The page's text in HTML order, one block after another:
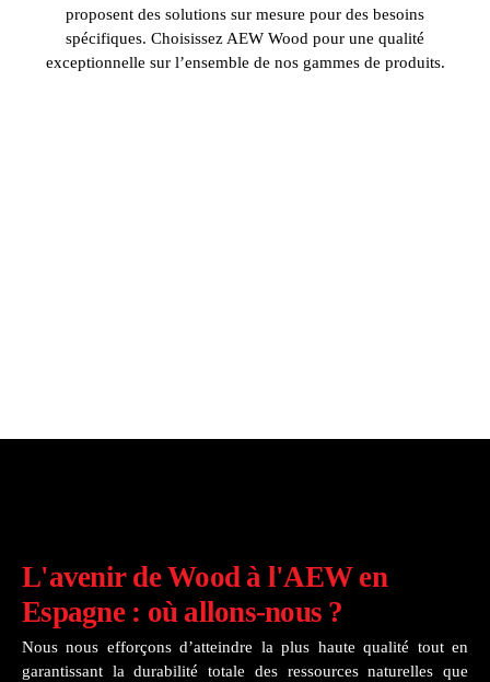
proposent des solutions sur mesure pour des besoins
spécifiques. Choisissez AEW Wood pour une qualité
exceptionnelle sur l’ensemble de nos gammes de produits.
L'avenir de Wood à l'AEW en
Espagne : où allons-nous ?
Nous nous efforçons d’atteindre la plus haute qualité tout en
garantissant la durabilité totale des ressources naturelles que